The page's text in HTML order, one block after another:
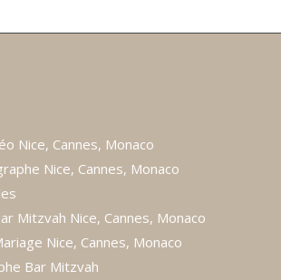
Nice, Cannes, Monaco
Nice, Cannes, Monaco
Mitzvah Nice, Cannes, Monaco
Nice, Cannes, Monaco
Bar Mitzvah